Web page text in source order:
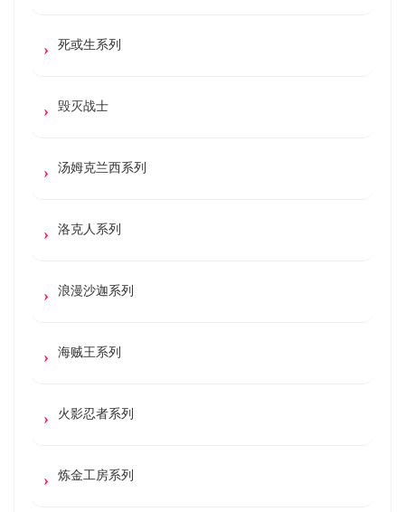
死或生系列
毁灭战士
汤姆克兰西系列
洛克人系列
浪漫沙迦系列
海贼王系列
火影忍者系列
炼金工房系列